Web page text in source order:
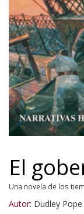
El
Una novela de los
Autor: Dudley Pope